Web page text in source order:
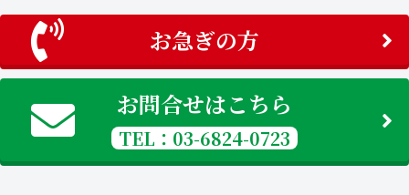
お急ぎの方
お問合せはこちら
TEL：03-6824-0723